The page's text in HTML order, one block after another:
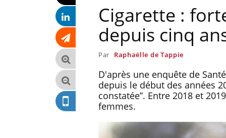
Cigarette :
depuis cinq
Par Raphaëlle de Tappie
D'après une enquête de
depuis le début des années
constatée”. Entre 2018 et
femmes.